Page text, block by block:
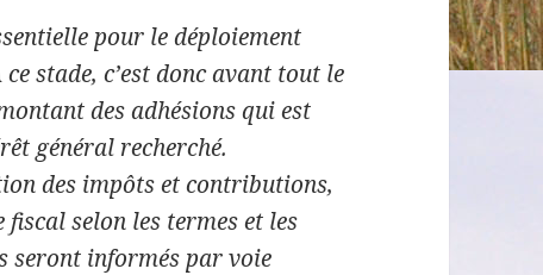
pour le déploiement
stade, c’est donc avant tout le
des adhésions qui est
général recherché.
des impôts et contributions,
selon les termes et les
seront informés par voie